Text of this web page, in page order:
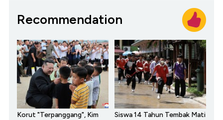
Recommendation
Korut "Terpanggang", Kim
Siswa 14 Tahun Tembak Mati